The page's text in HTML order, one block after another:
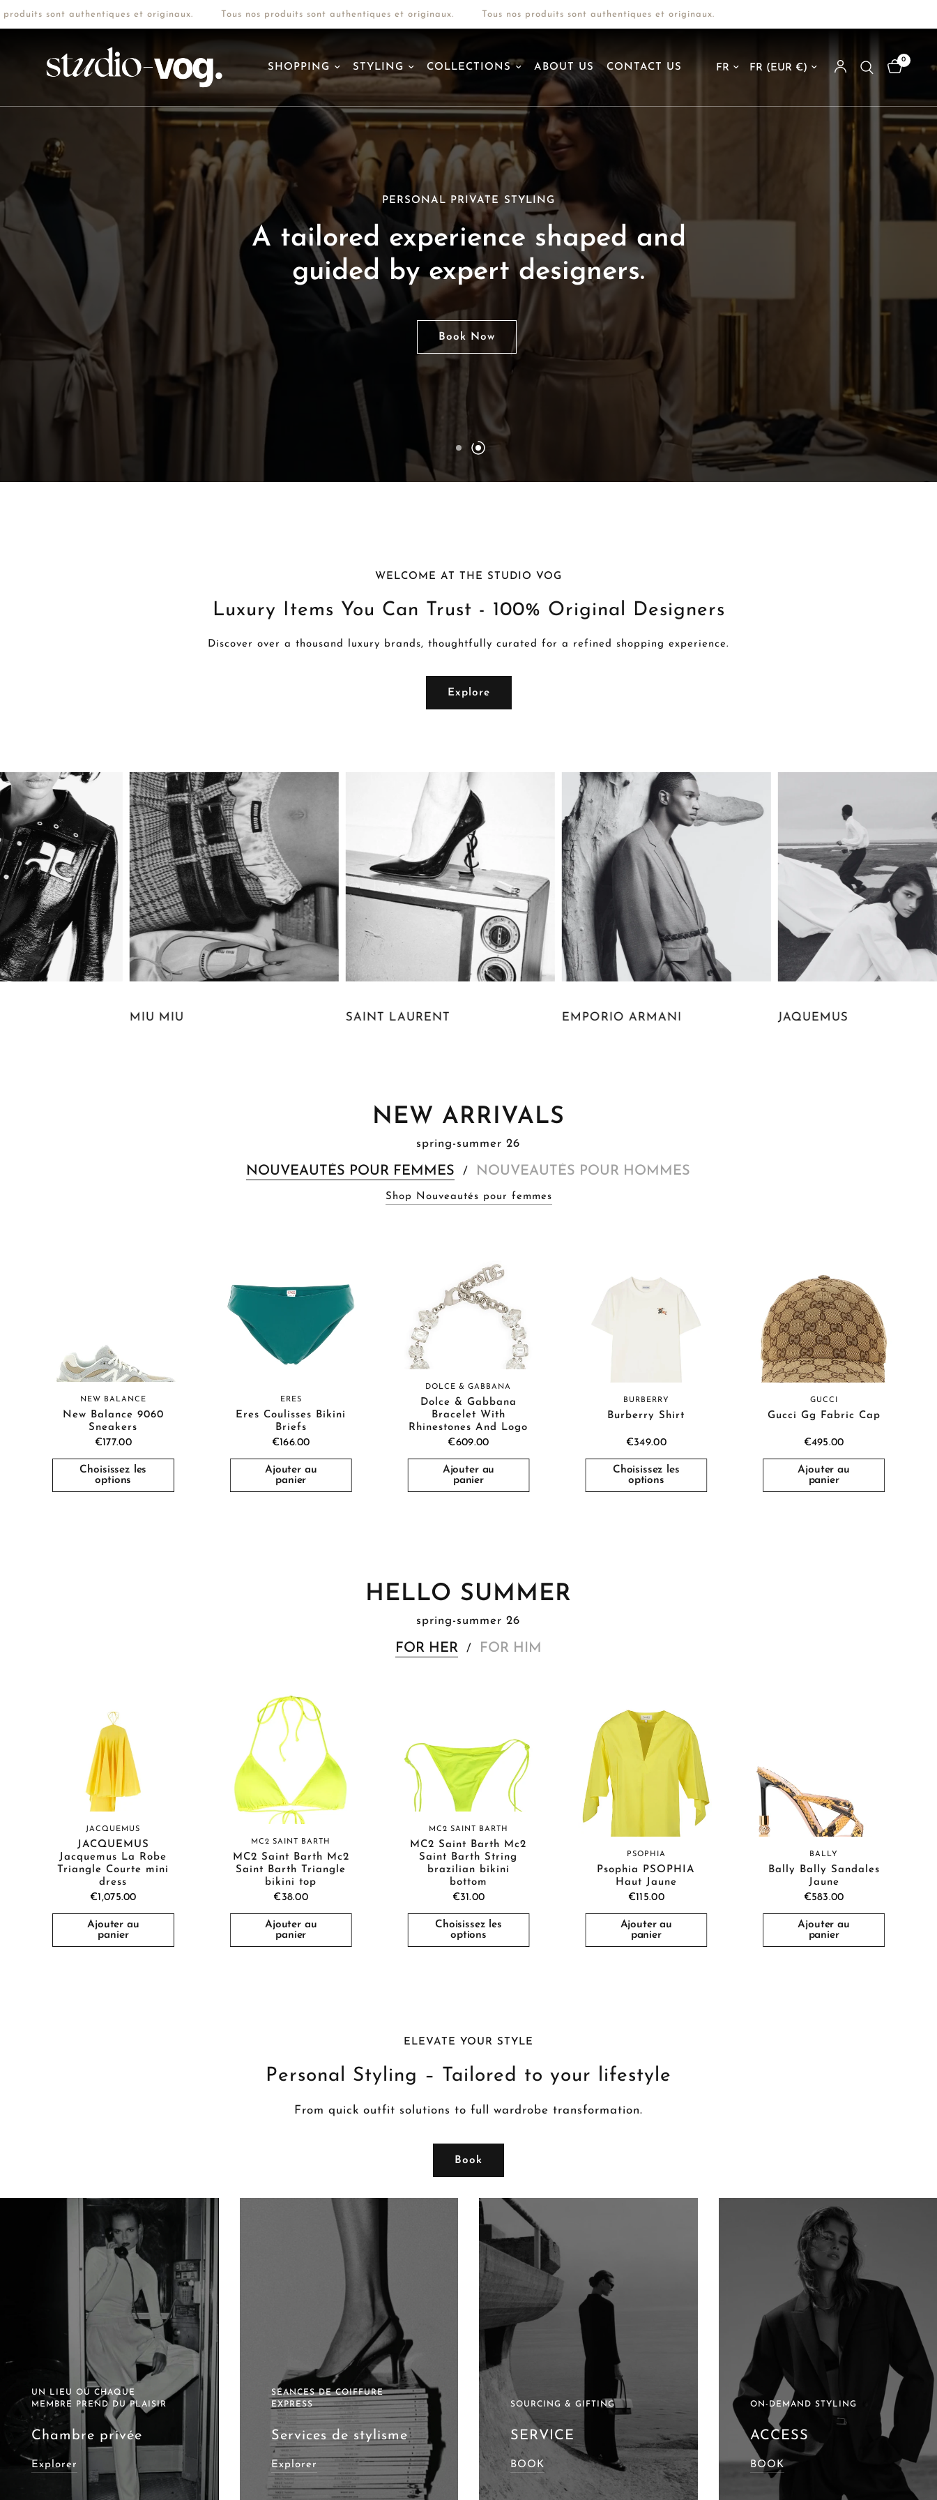
sont authentiques et originaux. Tous nos produits sont authentiques et originaux. Tous nos produits sont authentiques et originaux.
SHOPPING STYLING COLLECTIONS ABOUT US CONTACT US Mettre à jour le pays/la région
Mettre à jour le pays/la région
0
LUXURY BRANDS SHOPPING
A refined selection of rare
and
iconic
pieces, chosen with
precision.
Shop Now
PERSONAL PRIVATE STYLING
tailored experience shaped and
guided
by expert designers.
Book Now
WELCOME AT THE STUDIO VOG
Luxury Items You Can Trust - 100% Original Designers
Discover over a thousand luxury brands, thoughtfully curated for a refined shopping experience.
Explore
SAINT LAURENT EMPORIO ARMANI JAQUEMUS ZIMMERMANN
NEW ARRIVALS
spring-summer 26
NOUVEAUTÉS POUR FEMMES / NOUVEAUTÉS POUR HOMMES
Shop Nouveautés pour femmes
NEW BALANCE
New Balance 9060
Sneakers
€177.00
Choisissez les
options
ERES
Eres Coulisses Bikini
Briefs
€166.00
Ajouter au
panier
DOLCE & GABBANA
Dolce & Gabbana
Bracelet With
Rhinestones And Logo
€609.00
Ajouter au
panier
BURBERRY
Burberry Shirt
€349.00
Choisissez les
options
GUCCI
Gucci Gg Fabric Cap
€495.00
Ajouter au
panier
HELLO SUMMER
spring-summer 26
FOR HER / FOR HIM
JACQUEMUS
JACQUEMUS
Jacquemus La Robe
Triangle Courte mini
dress
€1,075.00
Ajouter au
panier
MC2 SAINT BARTH
MC2 Saint Barth Mc2
Saint Barth Triangle
bikini top
€38.00
Ajouter au
panier
MC2 SAINT BARTH
MC2 Saint Barth Mc2
Saint Barth String
brazilian bikini
bottom
€31.00
Choisissez les
options
PSOPHIA
Psophia PSOPHIA
Haut Jaune
€115.00
Ajouter au
panier
BALLY
Bally Bally Sandales
Jaune
€583.00
Ajouter au
panier
ELEVATE YOUR STYLE
Personal Styling – Tailored to your lifestyle
From quick outfit solutions to full wardrobe transformation.
Book
UN LIEU OÙ CHAQUE
MEMBRE PREND DU PLAISIR
Chambre privée
Explorer
SÉANCES DE COIFFURE
EXPRESS
Services de stylisme
Explorer
SOURCING & GIFTING
SERVICE
BOOK
ON-DEMAND STYLING
ACCESS
BOOK